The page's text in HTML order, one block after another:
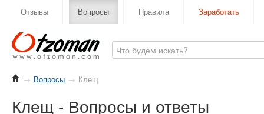
Отзывы Вопросы Правила Заработать
→ Вопросы → Клещ
Клещ - Вопросы и ответы